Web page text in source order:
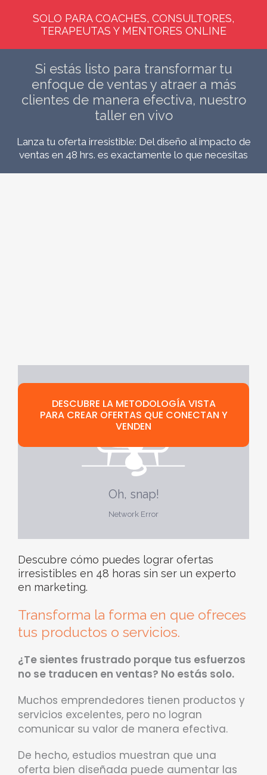
SOLO PARA COACHES, CONSULTORES,
TERAPEUTAS Y MENTORES ONLINE
Si estás listo para transformar tu
enfoque de ventas y atraer a más
clientes de manera efectiva, nuestro
taller en vivo
Lanza tu oferta irresistible: Del diseño al impacto de
ventas en 48 hrs. es exactamente lo que necesitas
¡Desata el poder de las ofertas que
Descubre cómo puedes lograr ofertas
irresistibles en 48 horas sin ser un experto
en marketing.
Transforma la forma en que ofreces
tus productos o servicios.
¿Te sientes frustrado porque tus esfuerzos
no se traducen en ventas? No estás solo.
Muchos emprendedores tienen productos y
servicios excelentes, pero no logran
comunicar su valor de manera efectiva.
De hecho, estudios muestran que una
oferta bien diseñada puede aumentar las
DESCUBRE LA METODOLOGÍA VISTA
PARA CREAR OFERTAS QUE CONECTAN Y
VENDEN